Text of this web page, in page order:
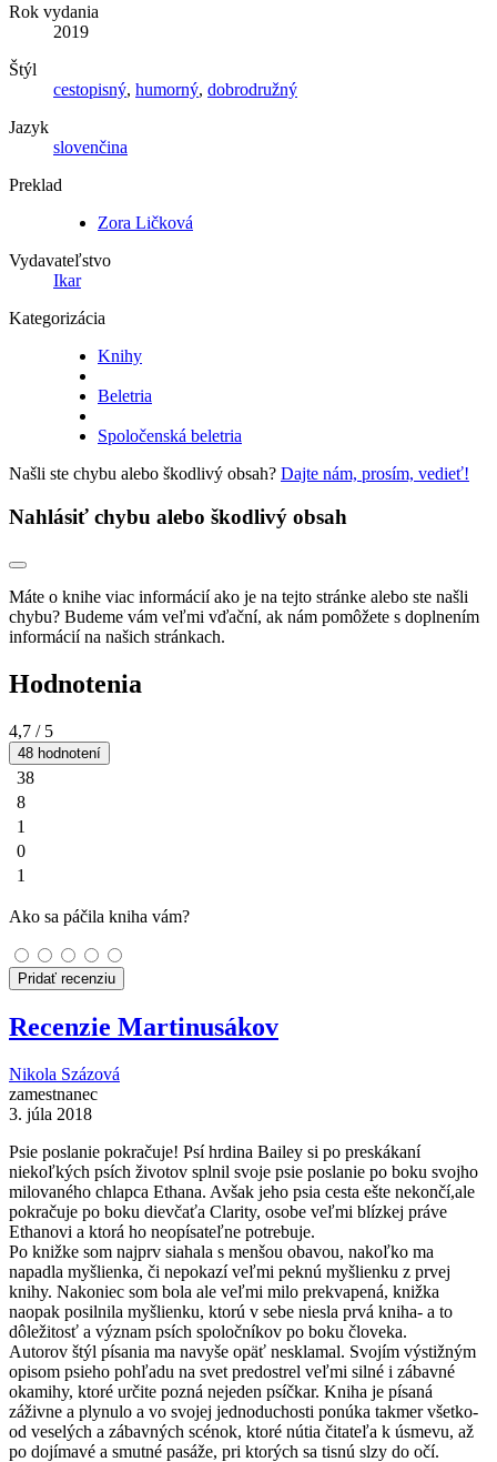
Rok vydania
2019
Štýl
cestopisný, humorný, dobrodružný
Jazyk
slovenčina
Preklad
Zora Ličková
Vydavateľstvo
Ikar
Kategorizácia
Knihy
Beletria
Spoločenská beletria
Našli ste chybu alebo škodlivý obsah? Dajte nám, prosím, vedieť!
Nahlásiť chybu alebo škodlivý obsah
Máte o knihe viac informácií ako je na tejto stránke alebo ste našli
chybu? Budeme vám veľmi vďační, ak nám pomôžete s doplnením
informácií na našich stránkach.
Hodnotenia
4,7 / 5
48 hodnotení
38
8
1
0
1
Ako sa páčila kniha vám?
Pridať recenziu
Recenzie Martinusákov
Nikola Százová
zamestnanec
3. júla 2018
Psie poslanie pokračuje! Psí hrdina Bailey si po preskákaní
niekoľkých psích životov splnil svoje psie poslanie po boku svojho
milovaného chlapca Ethana. Avšak jeho psia cesta ešte nekončí,ale
pokračuje po boku dievčaťa Clarity, osobe veľmi blízkej práve
Ethanovi a ktorá ho neopísateľne potrebuje.
Po knižke som najprv siahala s menšou obavou, nakoľko ma
napadla myšlienka, či nepokazí veľmi peknú myšlienku z prvej
knihy. Nakoniec som bola ale veľmi milo prekvapená, knižka
naopak posilnila myšlienku, ktorú v sebe niesla prvá kniha- a to
dôležitosť a význam psích spoločníkov po boku človeka.
Autorov štýl písania ma navyše opäť nesklamal. Svojím výstižným
opisom psieho pohľadu na svet predostrel veľmi silné i zábavné
okamihy, ktoré určite pozná nejeden psíčkar. Kniha je písaná
záživne a plynulo a vo svojej jednoduchosti ponúka takmer všetko-
od veselých a zábavných scénok, ktoré nútia čitateľa k úsmevu, až
po dojímavé a smutné pasáže, pri ktorých sa tisnú slzy do očí.